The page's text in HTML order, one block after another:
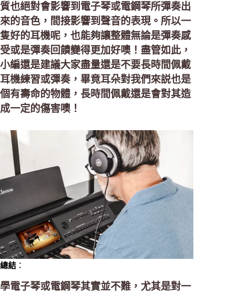
質也絕對會影響到電子琴或電鋼琴所彈奏出
來的音色，間接影響到聲音的表現。所以一
隻好的耳機呢，也能夠讓整體無論是彈奏感
受或是彈奏回饋變得更加好噢！盡管如此，
小編還是建議大家盡量還是不要長時間佩戴
耳機練習或彈奏，畢竟耳朵對我們來説也是
個有壽命的物體，長時間佩戴還是會對其造
成一定的傷害噢！
總結 ：
學電子琴或電鋼琴其實並不難，尤其是對一